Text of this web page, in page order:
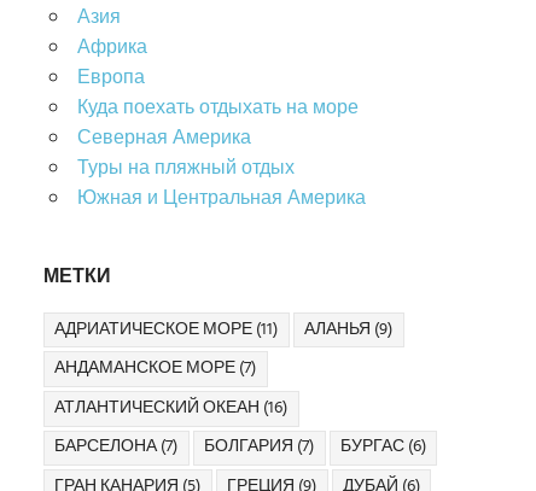
Азия
Африка
Европа
Куда поехать отдыхать на море
Северная Америка
Туры на пляжный отдых
Южная и Центральная Америка
МЕТКИ
АДРИАТИЧЕСКОЕ МОРЕ(11) АЛАНЬЯ (9)
АНДАМАНСКОЕ МОРЕ(7)
АТЛАНТИЧЕСКИЙ ОКЕАН (16)
БАРСЕЛОНА(7) БОЛГАРИЯ (7) БУРГАС(6)